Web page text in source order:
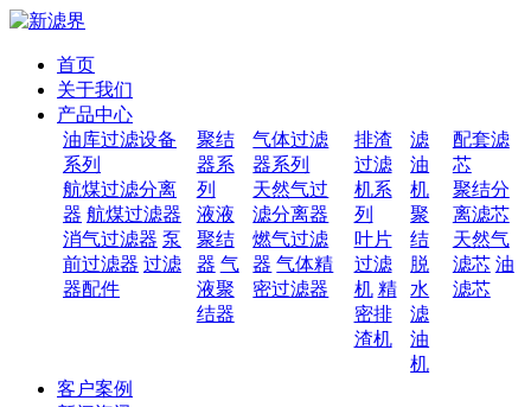
首页
关于我们
产品中心
油库过滤设备
系列
航煤过滤分离
器 航煤过滤器
消气过滤器 泵
前过滤器 过滤
器配件
聚结
器系
列
液液
聚结
器 气
液聚
结器
气体过滤
器系列
天然气过
滤分离器
燃气过滤
器 气体精
密过滤器
排渣
过滤
机系
列
叶片
过滤
机 精
密排
渣机
滤
油
机
聚
结
脱
水
滤
油
机
配套滤
芯
聚结分
离滤芯
天然气
滤芯 油
滤芯
客户案例